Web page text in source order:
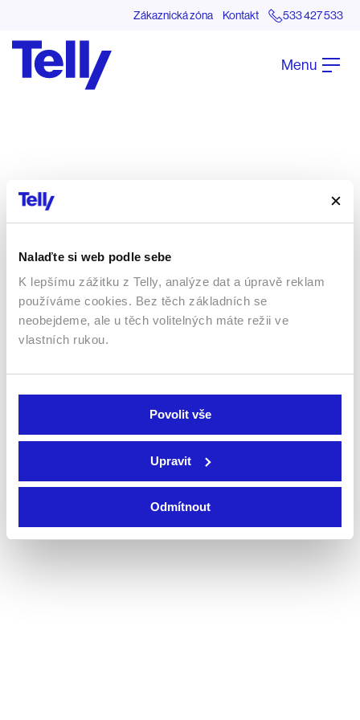
Nalaďte si web podle sebe
K lepšímu zážitku z Telly, analýze dat a úpravě reklam
používáme cookies. Bez těch základních se
neobejdeme, ale u těch volitelných máte režii ve
vlastních rukou.
Povolit vše
Upravit
Odmítnout
Zákaznická zóna Kontakt 533 427 533
Zákaznická zóna Kontakt 533 427 533
Menu